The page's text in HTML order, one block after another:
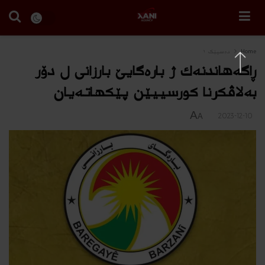
Home دەسپێک ١
ڕاگه‌هاندنه‌ك ژ باره‌گایێ بارزانى ل دۆر
به‌لاڤكرنا كورسییێن پێكهاته‌یان
A
A